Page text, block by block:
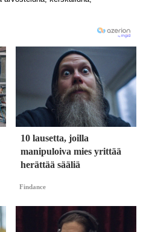
10 lausetta, joilla
manipuloiva mies yrittää
herättää sääliä
Findance